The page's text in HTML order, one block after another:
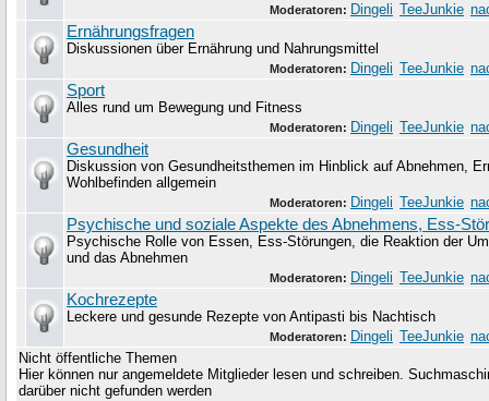
Moderatoren: Dingeli TeeJunkie
Ernährungsfragen
Diskussionen über Ernährung und Nahrungsmittel
Moderatoren: Dingeli TeeJunkie
Sport
Alles rund um Bewegung und Fitness
Moderatoren: Dingeli TeeJunkie
Gesundheit
Diskussion von Gesundheitsthemen im Hinblick auf Abnehmen,
Wohlbefinden allgemein
Moderatoren: Dingeli TeeJunkie
Psychische und soziale Aspekte des Abnehmens, Ess-
Psychische Rolle von Essen, Ess-Störungen, die Reaktion der
und das Abnehmen
Moderatoren: Dingeli TeeJunkie
Kochrezepte
Leckere und gesunde Rezepte von Antipasti bis Nachtisch
Moderatoren: Dingeli TeeJunkie
Nicht öffentliche Themen
Hier können nur angemeldete Mitglieder lesen und schreiben.
darüber nicht gefunden werden